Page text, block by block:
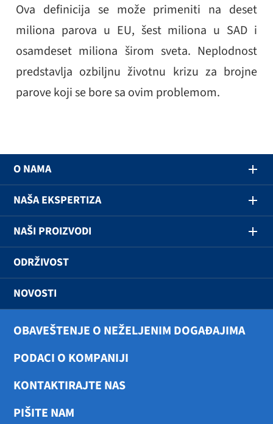
Ova definicija se može primeniti na deset
miliona parova u EU, šest miliona u SAD i
osamdeset miliona širom sveta. Neplodnost
predstavlja ozbiljnu životnu krizu za brojne
parove koji se bore sa ovim problemom.
O NAMA
NAŠA EKSPERTIZA
NAŠI PROIZVODI
ODRŽIVOST
NOVOSTI
OBAVEŠTENJE O NEŽELJENIM DOGAĐAJIMA
PODACI O KOMPANIJI
KONTAKTIRAJTE NAS
PIŠITE NAM